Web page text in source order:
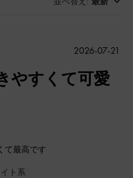
やすくて可愛
て最高です
ト系
2026-07-21